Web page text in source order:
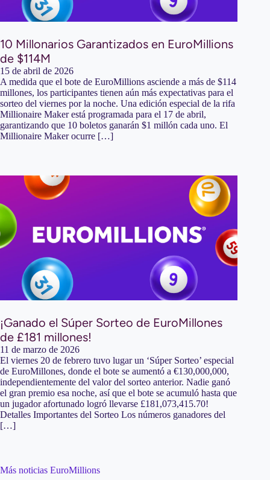
10 Millonarios Garantizados en EuroMillions
de $114M
15 de abril de 2026
A medida que el bote de EuroMillions asciende a más de $114
millones, los participantes tienen aún más expectativas para el
sorteo del viernes por la noche. Una edición especial de la rifa
Millionaire Maker está programada para el 17 de abril,
garantizando que 10 boletos ganarán $1 millón cada uno. El
Millionaire Maker ocurre […]
¡Ganado el Súper Sorteo de EuroMillones
de £181 millones!
11 de marzo de 2026
El viernes 20 de febrero tuvo lugar un ‘Súper Sorteo’ especial
de EuroMillones, donde el bote se aumentó a €130,000,000,
independientemente del valor del sorteo anterior. Nadie ganó
el gran premio esa noche, así que el bote se acumuló hasta que
un jugador afortunado logró llevarse £181,073,415.70!
Detalles Importantes del Sorteo Los números ganadores del
[…]
Más noticias EuroMillions